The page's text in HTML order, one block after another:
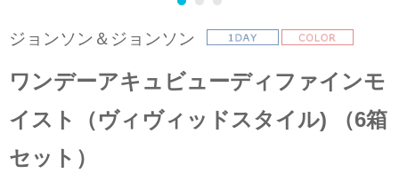
ジョンソン＆ジョンソン
ワンデーアキュビューディファインモ
イスト（ヴィヴィッドスタイル) （6箱
セット）